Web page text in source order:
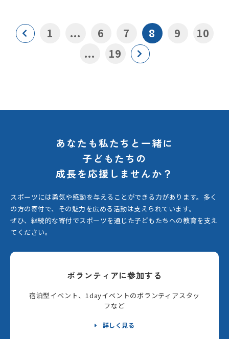
1 ... 6 7 8 9
10
...
19
あなたも私たちと一緒に
子どもたちの
成長を応援しませんか？
スポーツには勇気や感動を与えることができる力があります。 多く
の方の寄付で、その魅力を広める活動は支えられています。
ぜひ、継続的な寄付でスポーツを通じた子どもたちへの教育を支え
てください。
ボランティアに参加する
宿泊型イベント、1dayイベントのボランティアスタッ
フなど
詳しく見る